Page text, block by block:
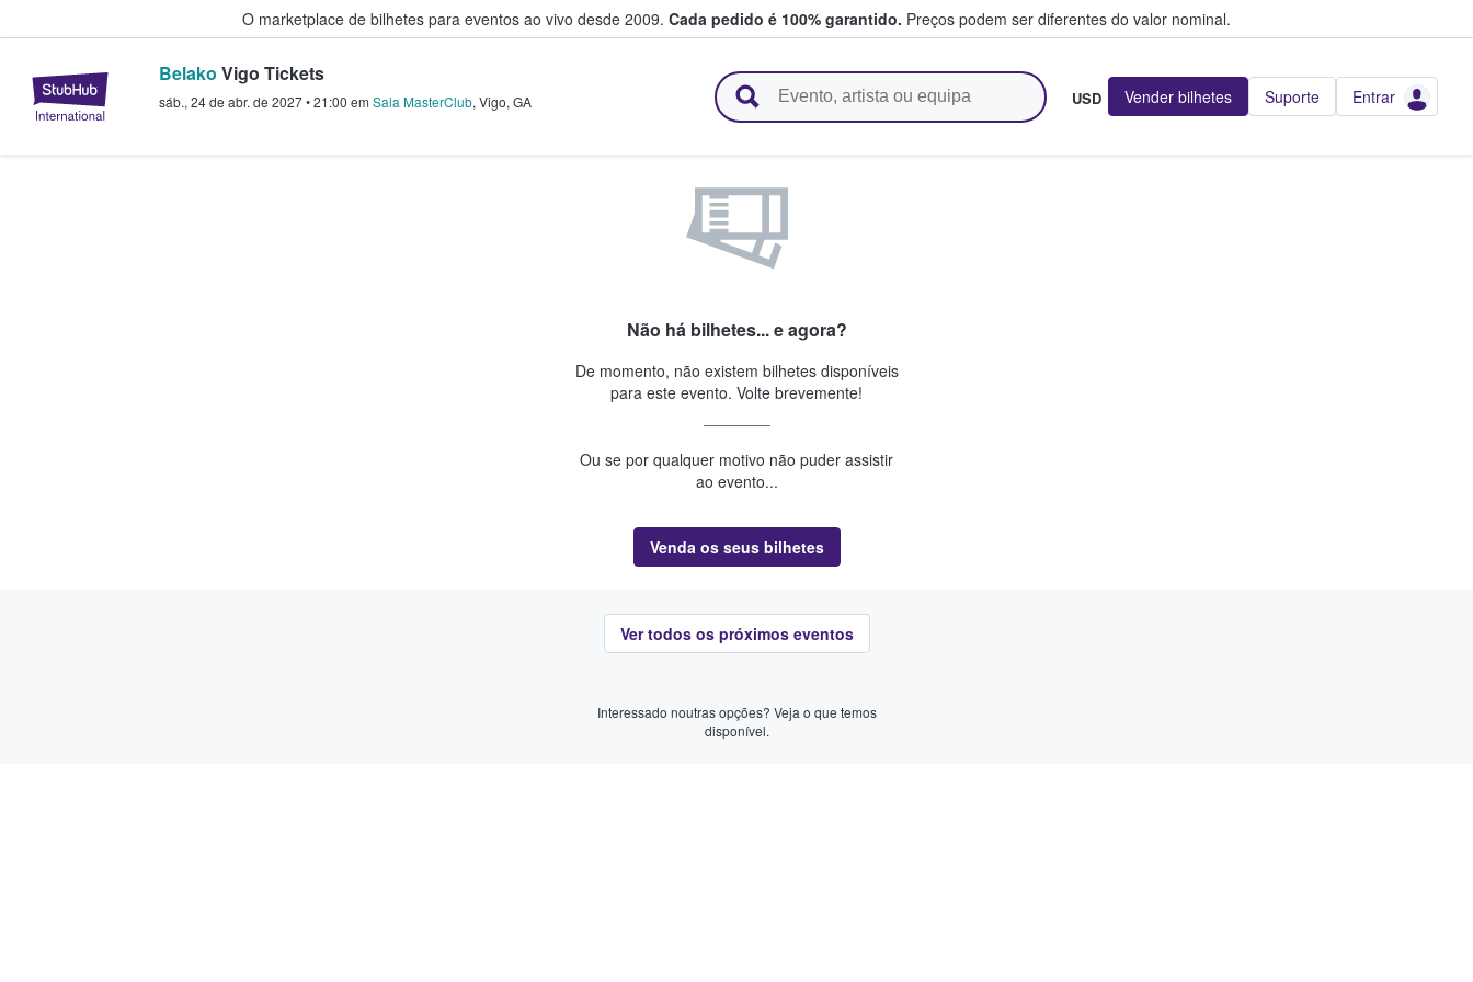
O marketplace de bilhetes para eventos ao vivo desde 2009. Cada pedido é 100% garantido. Preços podem ser diferentes do valor nominal.
StubHub – onde os fãs compram e vendem bilhetes
Belako Vigo Tickets
sáb., 24 de abr. de 2027•21:00 em Sala MasterClub, Vigo, GA USD Vender bilhetes Suporte Entrar
Não há bilhetes... e agora?
De momento, não existem bilhetes disponíveis
para este evento. Volte brevemente!
Ou se por qualquer motivo não puder assistir
ao evento...
Venda os seus bilhetes
Ver todos os próximos eventos
Interessado noutras opções? Veja o que temos
disponível.